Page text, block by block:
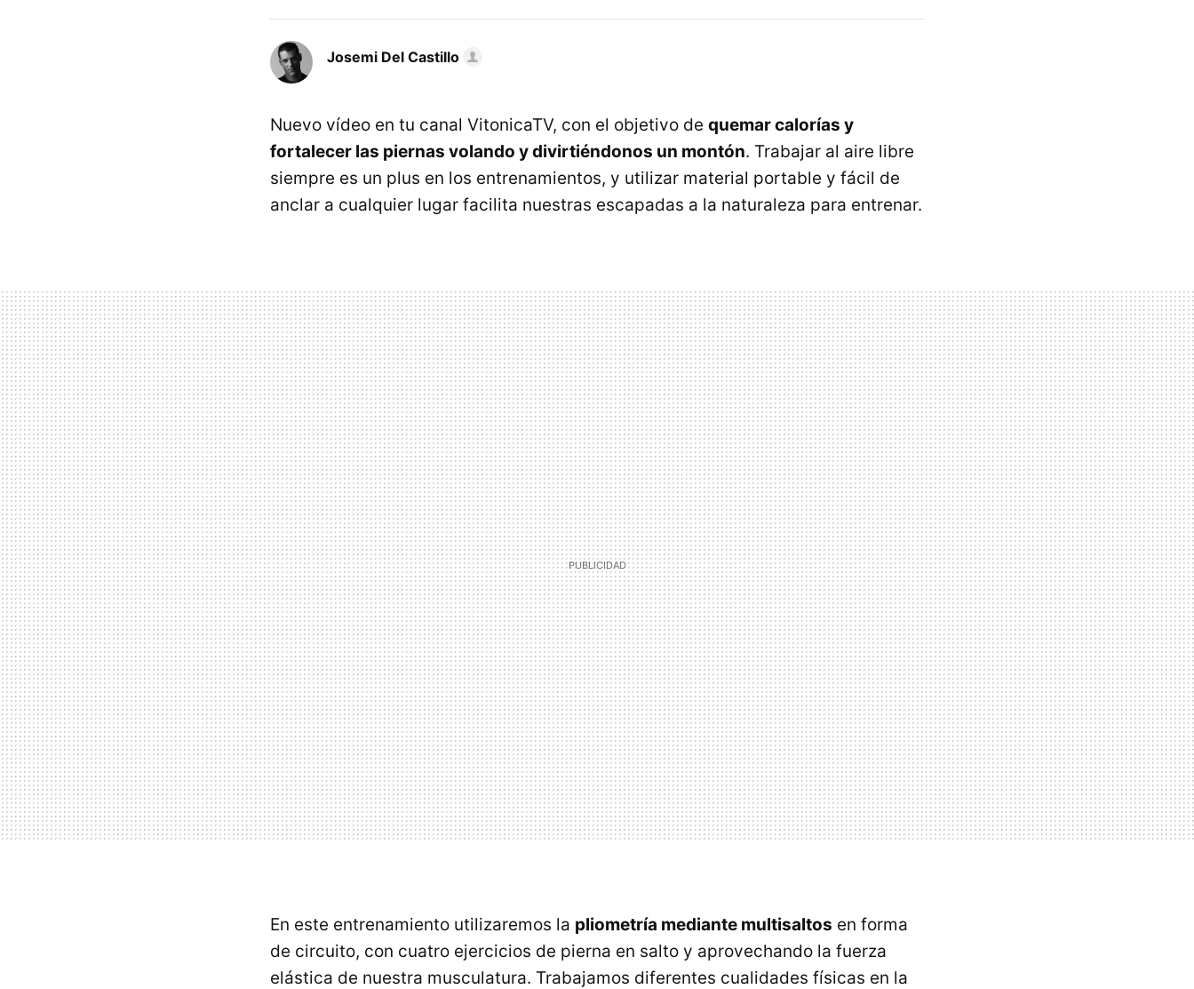
Josemi Del Castillo
Nuevo vídeo en tu canal VitonicaTV, con el objetivo de quemar calorías y
fortalecer las piernas volando y divirtiéndonos un montón. Trabajar al aire libre
siempre es un plus en los entrenamientos, y utilizar material portable y fácil de
anclar a cualquier lugar facilita nuestras escapadas a la naturaleza para entrenar.
En este entrenamiento utilizaremos la pliometría mediante multisaltos en forma
de circuito, con cuatro ejercicios de pierna en salto y aprovechando la fuerza
elástica de nuestra musculatura. Trabajamos diferentes cualidades físicas en la